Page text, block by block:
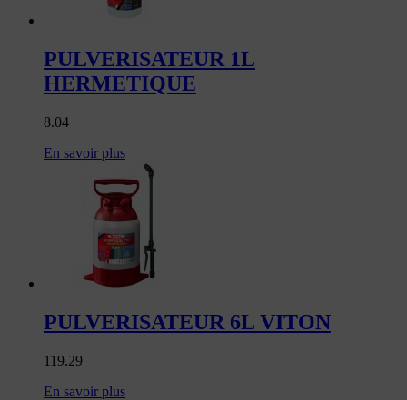
PULVERISATEUR 1L
HERMETIQUE
8.04
En savoir plus
PULVERISATEUR 6L VITON
119.29
En savoir plus